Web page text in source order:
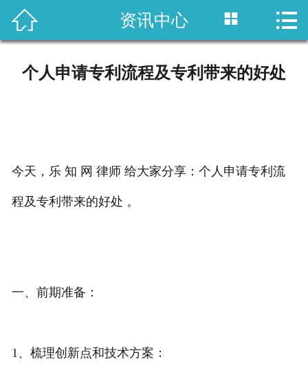
 首页
 资讯中心  
个人申请专利流程及专利带来的好处
今天，乐 知 网 律师 给大家分享：个人申请专利流
程及专利带来的好处 。
一、前期准备：
1、梳理创新点和技术方案：